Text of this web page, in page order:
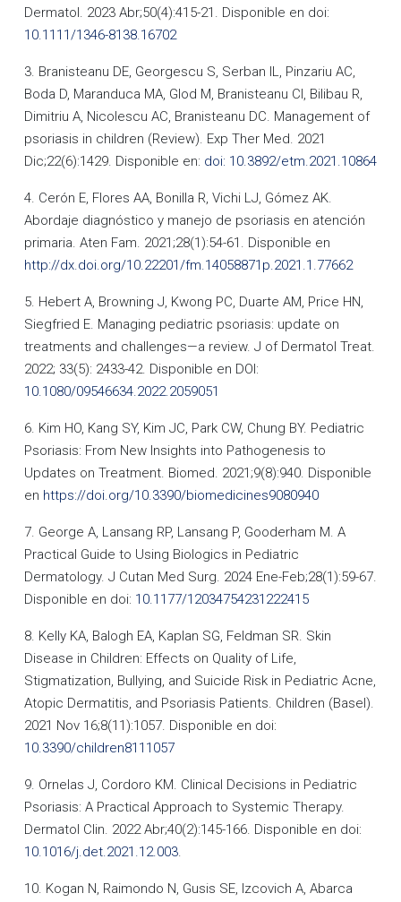
Dermatol. 2023 Abr;50(4):415-21. Disponible en doi:
10.1111/1346-8138.16702
3. Branisteanu DE, Georgescu S, Serban IL, Pinzariu AC,
Boda D, Maranduca MA, Glod M, Branisteanu CI, Bilibau R,
Dimitriu A, Nicolescu AC, Branisteanu DC. Management of
psoriasis in children (Review). Exp Ther Med. 2021
Dic;22(6):1429. Disponible en: doi: 10.3892/etm.2021.10864
4. Cerón E, Flores AA, Bonilla R, Vichi LJ, Gómez AK.
Abordaje diagnóstico y manejo de psoriasis en atención
primaria. Aten Fam. 2021;28(1):54-61. Disponible en
http://dx.doi.org/10.22201/fm.14058871p.2021.1.77662
5. Hebert A, Browning J, Kwong PC, Duarte AM, Price HN,
Siegfried E. Managing pediatric psoriasis: update on
treatments and challenges—a review. J of Dermatol Treat.
2022; 33(5): 2433-42. Disponible en DOI:
10.1080/09546634.2022.2059051
6. Kim HO, Kang SY, Kim JC, Park CW, Chung BY. Pediatric
Psoriasis: From New Insights into Pathogenesis to
Updates on Treatment. Biomed. 2021;9(8):940. Disponible
en https://doi.org/10.3390/biomedicines9080940
7. George A, Lansang RP, Lansang P, Gooderham M. A
Practical Guide to Using Biologics in Pediatric
Dermatology. J Cutan Med Surg. 2024 Ene-Feb;28(1):59-67.
Disponible en doi: 10.1177/12034754231222415
8. Kelly KA, Balogh EA, Kaplan SG, Feldman SR. Skin
Disease in Children: Effects on Quality of Life,
Stigmatization, Bullying, and Suicide Risk in Pediatric Acne,
Atopic Dermatitis, and Psoriasis Patients. Children (Basel).
2021 Nov 16;8(11):1057. Disponible en doi:
10.3390/children8111057
9. Ornelas J, Cordoro KM. Clinical Decisions in Pediatric
Psoriasis: A Practical Approach to Systemic Therapy.
Dermatol Clin. 2022 Abr;40(2):145-166. Disponible en doi:
10.1016/j.det.2021.12.003.
10. Kogan N, Raimondo N, Gusis SE, Izcovich A, Abarca